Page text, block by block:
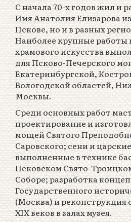
С начала 70-х годов жил и
Имя Анатолия Елизарова
Пскове, но и в разных
Наиболее крупные работы
храмового искусства
для Псково-Печерского
Екатеринбургской,
Вологодской областей,
Москвы.
Среди основных работ
проектирование и
мощей Святого
Саровского; сени и
выполненные в технике
Псковском Свято-
Соборе; разработка
Государственного
(Москва) и реконструкция
XIX веков в залах музея.